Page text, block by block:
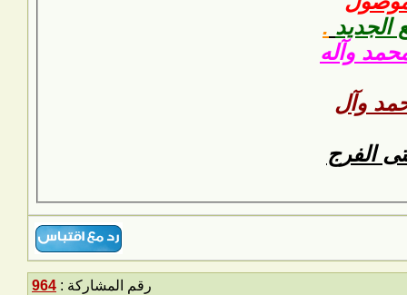
الجديد .
وآله
وآل
الفرج
رقم المشاركة : 964